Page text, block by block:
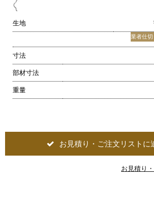
生地
業者仕
寸法
部材寸法
重量
お見積り・ご注文リストに
お見積り